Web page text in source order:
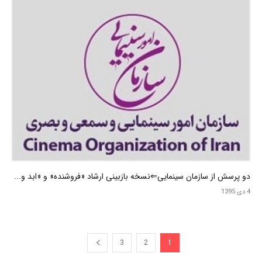
دو پرسش از سازمان سینمایی⇐نسخه بازبینی ارشاد «فروشنده» و «ابد و...
4 دی 1395
1
2
3